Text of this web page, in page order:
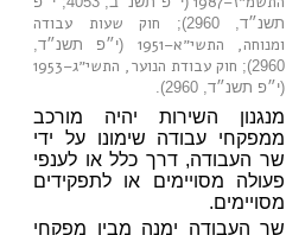
תשנ״ד, 2960);
חוק שעות עבודה
ומנוחה, התשי״א–1951
(י״פ תשנ״ד,
2960);
חוק עבודת הנוער, התשי״ג–1953
(י״פ תשנ״ד, 2960).
מנגנון השירות יהיה מורכב
ממפקחי עבודה שימונו על ידי
שר העבודה, דרך כלל או לענפי
פעולה מסויימים או לתפקידים
מסויימים.
שר העבודה ימנה מבין מפקחי